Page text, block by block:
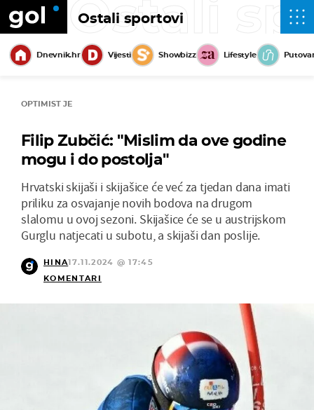
Ostali sportovi
Ostali
Dnevnik.hr Vijesti Showbizz Lifestyle
OPTIMIST JE
Filip Zubčić: "Mislim da ove godine
mogu i do postolja"
Hrvatski skijaši i skijašice će već za tjedan dana imati
priliku za osvajanje novih bodova na drugom
slalomu u ovoj sezoni. Skijašice će se u austrijskom
Gurglu natjecati u subotu, a skijaši dan poslije.
HINA17.11.2024 @ 17:45
KOMENTARI